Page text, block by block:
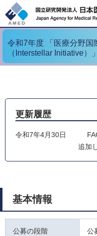
令和7年度 「医療分野国
（Interstellar Initiative）
更新履歴
令和7年4月30日
追加
基本情報
公募の段階 公